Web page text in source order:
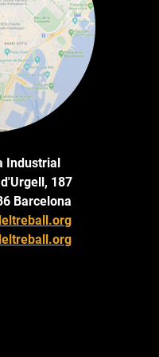
Industrial
187
Barcelona